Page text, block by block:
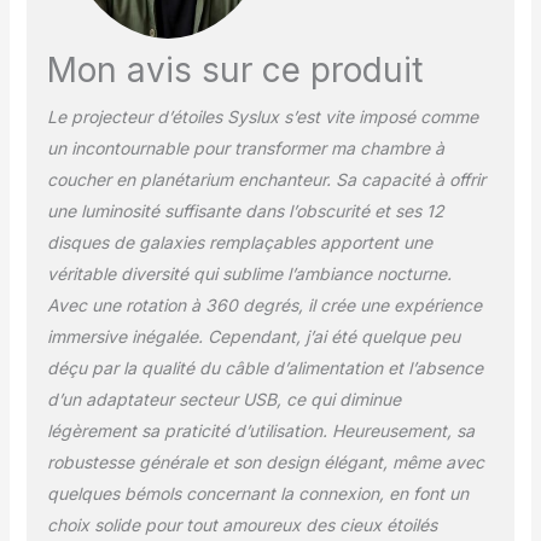
petit. Design convivial et
minuterie d'arrêt
projecteur Galaxy offre
un support réglable
flexible de 0 à 360° qui
augmente la facilité
projecteur, de sorte que
vous pouvez basculer
entre le plafond de la
pièce, le mur ou
n'importe quel endroit
options de minuterie
d'arrêt automatique (1
heure, 2 heures),
appuyez dessus et il
automatiquement
Mon avis sur ce produit
Le projecteur d’étoiles Syslux s’est vite imposé comme
un incontournable pour transformer ma chambre à
coucher en planétarium enchanteur. Sa capacité à offrir
une luminosité suffisante dans l’obscurité et ses 12
disques de galaxies remplaçables apportent une
véritable diversité qui sublime l’ambiance nocturne.
Avec une rotation à 360 degrés, il crée une expérience
immersive inégalée. Cependant, j’ai été quelque peu
déçu par la qualité du câble d’alimentation et l’absence
d’un adaptateur secteur USB, ce qui diminue
légèrement sa praticité d’utilisation. Heureusement, sa
robustesse générale et son design élégant, même avec
quelques bémols concernant la connexion, en font un
choix solide pour tout amoureux des cieux étoilés